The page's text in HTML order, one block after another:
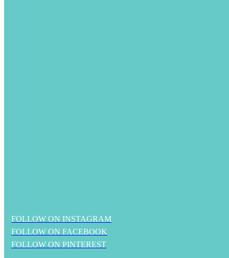
FOLLOW ON INSTAGRAM
FOLLOW ON FACEBOOK
FOLLOW ON PINTEREST